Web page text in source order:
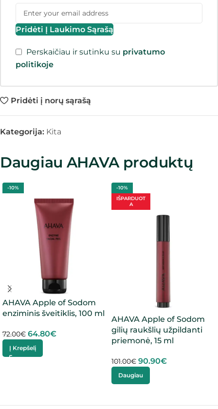
Pridėti Į Laukimo Sąrašą
Perskaičiau ir sutinku su privatumo
politikoje
Pridėti į norų sąrašą
Kategorija: Kita
Daugiau AHAVA produktų
-10%
AHAVA Apple of Sodom
enziminis šveitiklis, 100 ml
72.00€ 64.80€
Į Krepšelį
-10%
IŠPARDUOT
A
AHAVA Apple of Sodom
gilių raukšlių užpildanti
priemonė, 15 ml
101.00€ 90.90€
Daugiau